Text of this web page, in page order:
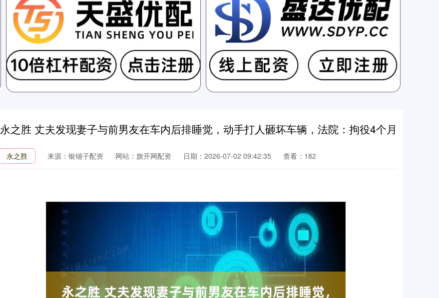
永之胜 丈夫发现妻子与前男友在车内后排睡觉，动手打人砸坏车辆，法院：拘役4个月
永之胜 来源：银铺子配资 网站：旗开网配资 日期：2026-07-02 09:42:35 查看：182